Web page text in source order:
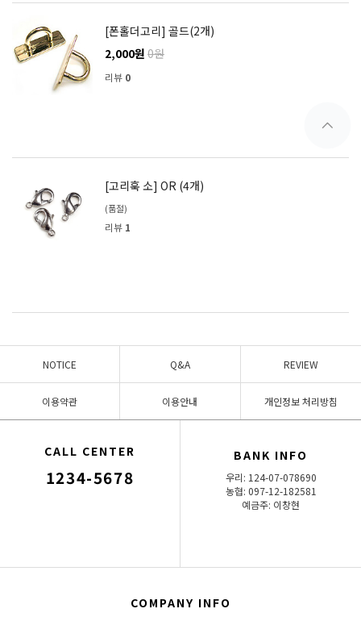
[폰홀더고리] 골드(2개)
2,000원 0원
리뷰 0
[고리훅 소] OR (4개)
(품절)
리뷰 1
NOTICE Q&A REVIEW
이용약관 이용안내 개인정보 처리방침
CALL CENTER
1234-5678
BANK INFO
우리: 124-07-078690
농협: 097-12-182581
예금주: 이창현
COMPANY INFO